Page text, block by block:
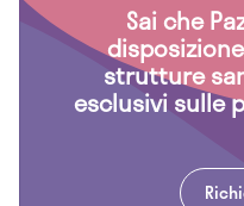
Sai che
strutture
esclusivi sulle